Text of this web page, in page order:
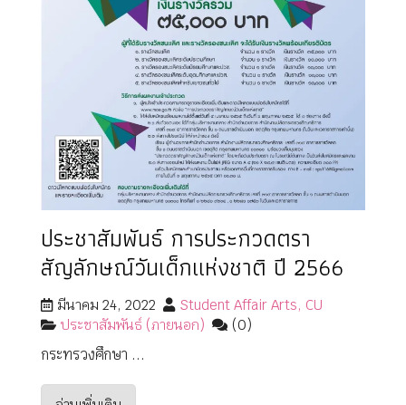
ประชาสัมพันธ์ การประกวดตรา
สัญลักษณ์วันเด็กแห่งชาติ ปี 2566
มีนาคม 24, 2022
Student Affair Arts, CU
ประชาสัมพันธ์ (ภายนอก)
(0)
กระทรวงศึกษา ...